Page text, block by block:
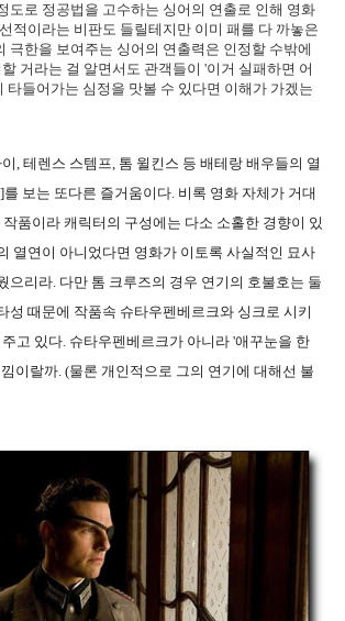
도로 정공법을 고수하는 싱어의 연출로 인해 영화
적이라는 비판도 들릴테지만 이미 패를 다 까놓은
극한을 보여주는 싱어의 연출력은 인정할 수밖에
거라는 걸 알면서도 관객들이 '이거 실패하면 어
타들어가는 심정을 맛볼 수 있다면 이해가 가겠는
, 테렌스 스템프, 톰 윌킨스 등 배테랑 배우들의 열
보는 또다른 즐거움이다. 비록 영화 자체가 거대
품이라 캐릭터의 구성에는 다소 소홀한 경향이 있
열연이 아니었다면 영화가 이토록 사실적인 묘사
으리라. 다만 톰 크루즈의 경우 연기의 호불호는 둘
성 때문에 작품속 슈타우펜베르크와 싱크로 시키
고 있다. 슈타우펜베르크가 아니라 '애꾸눈을 한
이랄까. (물론 개인적으로 그의 연기에 대해선 불